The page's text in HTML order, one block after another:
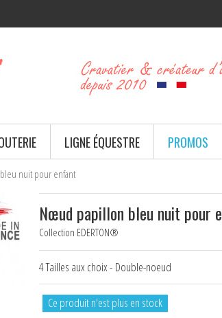
LIGNE ÉQUESTRE PROMOS
nuit pour enfant
Nœud papillon bleu nuit pour
Collection EDERTON®
4 Tailles aux choix - Double-noeud
Ce produit n'est plus en stock